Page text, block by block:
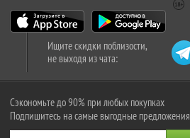
Ищите скидки поблизости,
не выходя из чата:
Сэкономьте до 90% при любых покупках
Подпишитесь на самые выгодные предложения